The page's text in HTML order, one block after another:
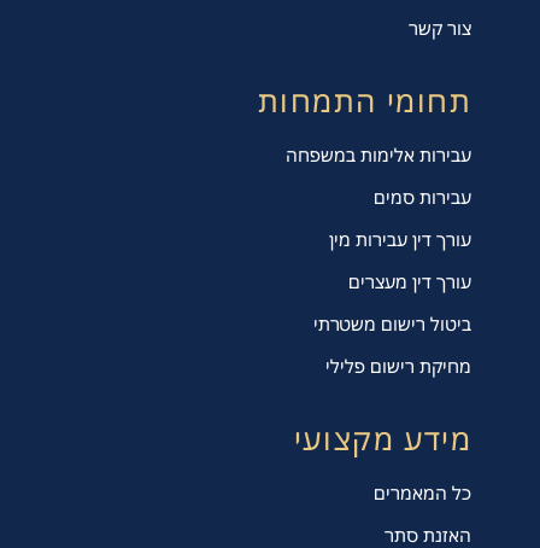
צור קשר
תחומי התמחות
עבירות אלימות במשפחה
עבירות סמים
עורך דין עבירות מין
עורך דין מעצרים
ביטול רישום משטרתי
מחיקת רישום פלילי
מידע מקצועי
כל המאמרים
האזנת סתר